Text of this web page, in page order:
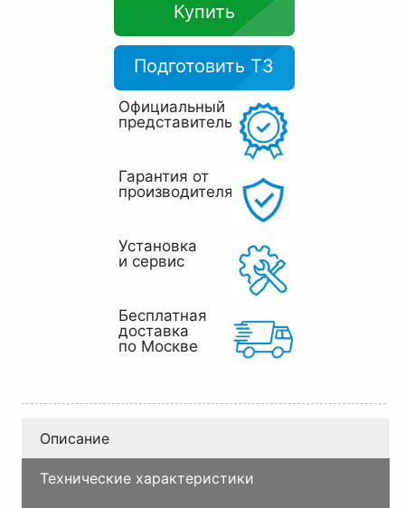
Купить
Подготовить ТЗ
Официальный
представитель
Гарантия от
производителя
Установка
и сервис
Бесплатная
доставка
по Москве
Описание
Технические характеристики